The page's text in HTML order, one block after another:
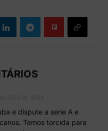
e dispute a serie A e
Temos torcida para